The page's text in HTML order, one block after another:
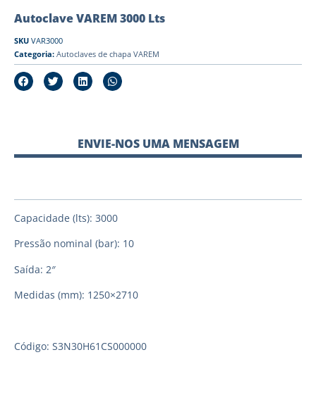
Autoclave VAREM 3000 Lts
SKU VAR3000
Categoria: Autoclaves de chapa VAREM
ENVIE-NOS UMA MENSAGEM
Capacidade (lts): 3000
Pressão nominal (bar): 10
Saída: 2″
Medidas (mm): 1250×2710
Código: S3N30H61CS000000